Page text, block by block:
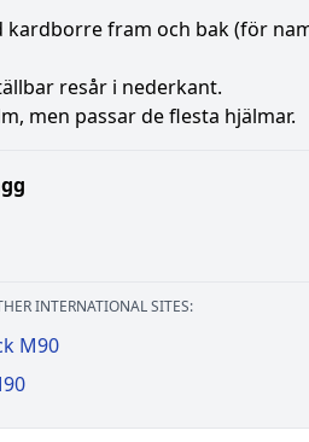
kardborre fram och bak (för
resår i nederkant.
men passar de flesta hjälmar.
INTERNATIONAL SITES:
M90